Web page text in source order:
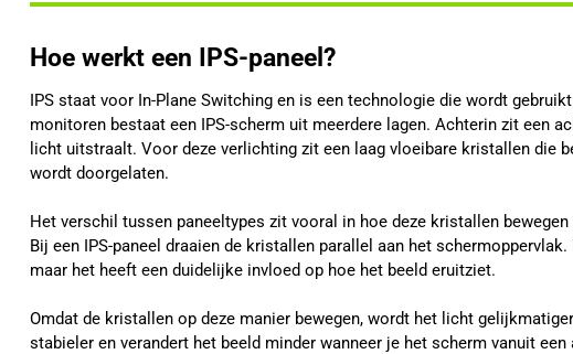
Hoe werkt een IPS-paneel?
IPS staat voor In-Plane Switching en is een technologie die wordt
monitoren bestaat een IPS-scherm uit meerdere lagen. Achterin zit een
licht uitstraalt. Voor deze verlichting zit een laag vloeibare kristallen die
wordt doorgelaten.
Het verschil tussen paneeltypes zit vooral in hoe deze kristallen
Bij een IPS-paneel draaien de kristallen parallel aan het
maar het heeft een duidelijke invloed op hoe het beeld eruitziet.
Omdat de kristallen op deze manier bewegen, wordt het licht
stabieler en verandert het beeld minder wanneer je het scherm vanuit